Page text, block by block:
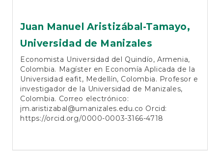
Juan Manuel Aristizábal-Tamayo,
Universidad de Manizales
Economista Universidad del Quindío, Armenia,
Colombia. Magíster en Economía Aplicada de la
Universidad eafit, Medellín, Colombia. Profesor e
investigador de la Universidad de Manizales,
Colombia. Correo electrónico:
jm.aristizabal@umanizales.edu.co Orcid:
https://orcid.org/0000-0003-3166-4718